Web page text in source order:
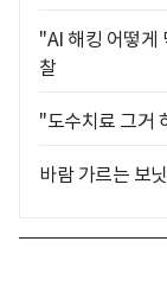
"AI 해킹 어떻게
찰
"도수치료 그거
바람 가르는 보